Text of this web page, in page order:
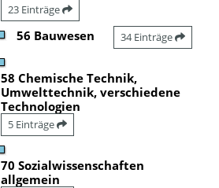
23 Einträge
56 Bauwesen 34 Einträge
58 Chemische Technik,
Umwelttechnik, verschiedene
Technologien
5 Einträge
70 Sozialwissenschaften
allgemein